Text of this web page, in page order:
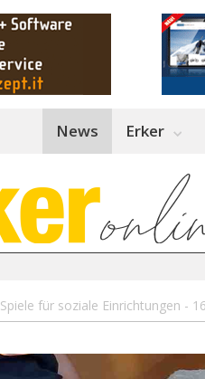
News Erker
Spiele für soziale Einrichtungen -